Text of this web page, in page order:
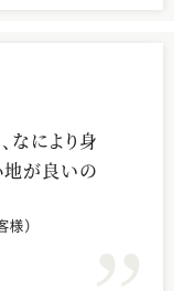
なにより身
地が良いの
ただ一つ残
トがないこ
様）